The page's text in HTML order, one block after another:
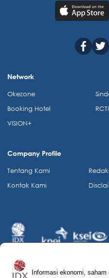
Informasi ekonomi, saham
Network
Okezone
Booking Hotel
VISION+
Company Profile
Tentang Kami
Kontak Kami
© 2026 IDX